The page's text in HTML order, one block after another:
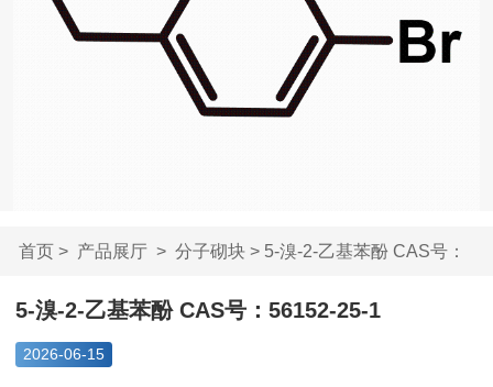
首页> 产品展厅> 分子砌块> 5-溴-2-乙基苯酚 CAS号：
5615...
5-溴-2-乙基苯酚 CAS号：56152-25-1
2026-06-15